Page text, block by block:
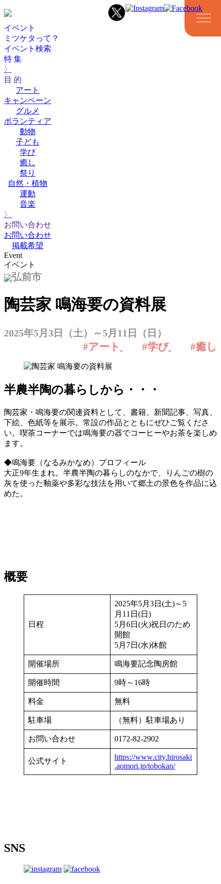
イベント
ミツケタって？
イベント検索
特 集
〉
目 的
アート
キャンペーン
グルメ
ボランティア
動物
子ども
学び
癒し
祭り
自然・植物
運動
音楽
〉
お問い合わせ
お問い合わせ
掲載希望
アート キャンペーン
子ども
Event
イベント
弘前市
陶芸家 鳴海要の資料展
2025年5月3日（土）～5月11日（日）
#アート #学び #癒し
半農半陶の暮らしから・・・
陶芸家・鳴海要の関連資料として、書籍、新聞記事、写真、
下絵、色紙等を展示。常設の作品とともにぜひご覧くださ
い。喫茶コーナーでは鳴海要の器でコーヒーやお茶を楽しめ
ます。
◆鳴海要（なるみかなめ）プロフィール
大正9年生まれ。半農半陶の暮らしのなかで、りんごの樹の
灰を使った釉薬や多彩な技法を用いて郷土の景色を作品に込
めた。
概要
日程
2025年5月3日(土)～5
月11日(日)
5月6日(火)祝日のため
開館
5月7日(水)休館
開催場所 鳴海要記念陶房館
開催時間 9時～16時
料金 無料
駐車場 （無料）駐車場あり
お問い合わせ 0172-82-2902
公式サイト
https://www.city.hirosaki
.aomori.jp/tobokan/
SNS